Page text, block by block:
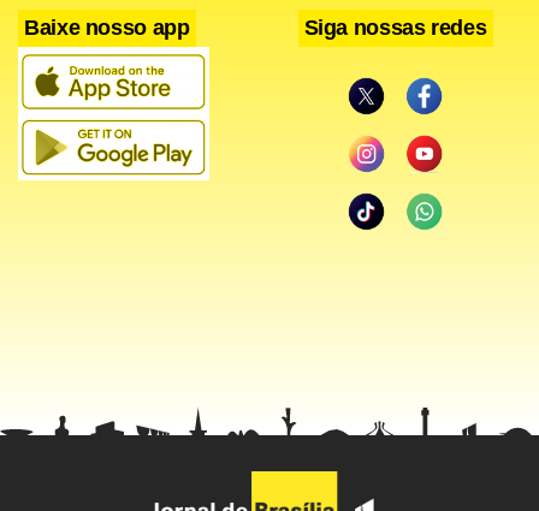
< !-- hotwords -- >
< !--/hotwords -- >
Baixe nosso app Siga nossas redes